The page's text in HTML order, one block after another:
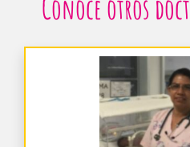
Conoce otros